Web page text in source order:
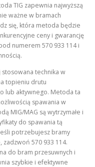
TIG zapewnia najwyższą
ważne w bramach
się, która metoda będzie
ceny i gwarancję
numerem 570 933 114 i
technika w
topieniu drutu
lub aktywnego. Metoda ta
spawania w
MIG/MAG są wytrzymałe i
do spawania tą
potrzebujesz bramy
570 933 114.
do bram przesuwnych i
szybkie i efektywne